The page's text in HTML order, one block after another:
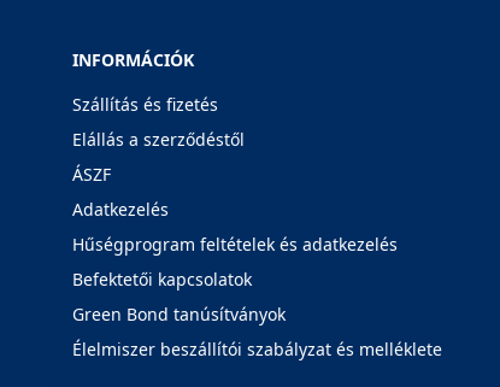
INFORMÁCIÓK
Szállítás és fizetés
Elállás a szerződéstől
ÁSZF
Adatkezelés
Hűségprogram feltételek és adatkezelés
Befektetői kapcsolatok
Green Bond tanúsítványok
Élelmiszer beszállítói szabályzat és melléklete